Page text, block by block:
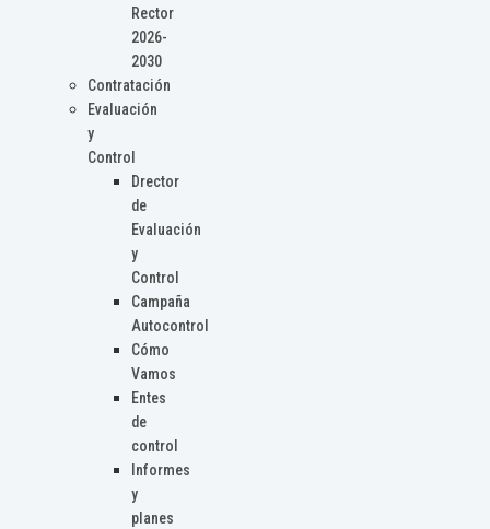
Rector
2026-
2030
Contratación
Evaluación
y
Control
Drector
de
Evaluación
y
Control
Campaña
Autocontrol
Cómo
Vamos
Entes
de
control
Informes
y
planes